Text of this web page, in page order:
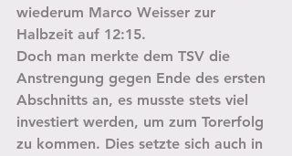
wiederum Marco Weisser zur
Halbzeit auf 12:15.
Doch man merkte dem TSV die
Anstrengung gegen Ende des ersten
Abschnitts an, es musste stets viel
investiert werden, um zum Torerfolg
zu kommen. Dies setzte sich auch in